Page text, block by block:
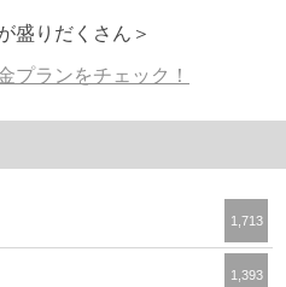
盛りだくさん＞
プランをチェック！
1,713
1,393